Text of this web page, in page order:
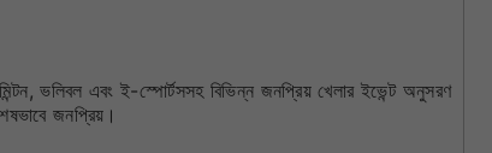
ভলিবল এবং ই-স্পোর্টসসহ বিভিন্ন জনপ্রিয় খেলার ইভেন্ট অনুসরণ
জনপ্রিয়।